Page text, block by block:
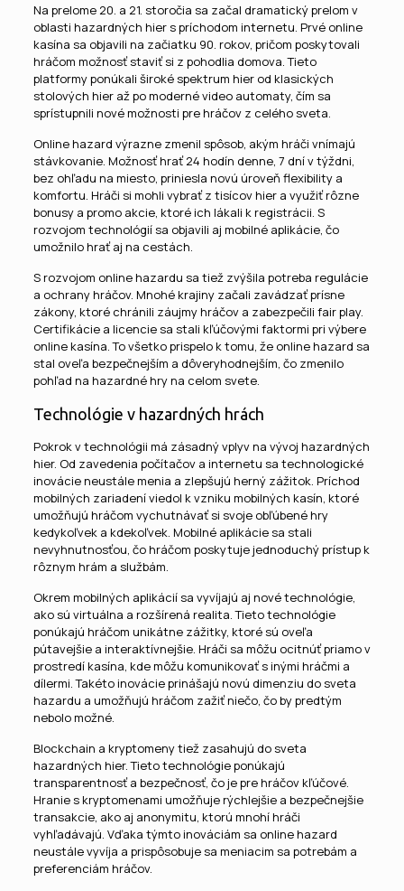
Na prelome 20. a 21. storočia sa začal dramatický prelom v
oblasti hazardných hier s príchodom internetu. Prvé online
kasína sa objavili na začiatku 90. rokov, pričom poskytovali
hráčom možnosť staviť si z pohodlia domova. Tieto
platformy ponúkali široké spektrum hier od klasických
stolových hier až po moderné video automaty, čím sa
sprístupnili nové možnosti pre hráčov z celého sveta.
Online hazard výrazne zmenil spôsob, akým hráči vnímajú
stávkovanie. Možnosť hrať 24 hodín denne, 7 dní v týždni,
bez ohľadu na miesto, priniesla novú úroveň flexibility a
komfortu. Hráči si mohli vybrať z tisícov hier a využiť rôzne
bonusy a promo akcie, ktoré ich lákali k registrácii. S
rozvojom technológií sa objavili aj mobilné aplikácie, čo
umožnilo hrať aj na cestách.
S rozvojom online hazardu sa tiež zvýšila potreba regulácie
a ochrany hráčov. Mnohé krajiny začali zavádzať prísne
zákony, ktoré chránili záujmy hráčov a zabezpečili fair play.
Certifikácie a licencie sa stali kľúčovými faktormi pri výbere
online kasína. To všetko prispelo k tomu, že online hazard sa
stal oveľa bezpečnejším a dôveryhodnejším, čo zmenilo
pohľad na hazardné hry na celom svete.
Technológie v hazardných hrách
Pokrok v technológii má zásadný vplyv na vývoj hazardných
hier. Od zavedenia počítačov a internetu sa technologické
inovácie neustále menia a zlepšujú herný zážitok. Príchod
mobilných zariadení viedol k vzniku mobilných kasín, ktoré
umožňujú hráčom vychutnávať si svoje obľúbené hry
kedykoľvek a kdekoľvek. Mobilné aplikácie sa stali
nevyhnutnosťou, čo hráčom poskytuje jednoduchý prístup k
rôznym hrám a službám.
Okrem mobilných aplikácií sa vyvíjajú aj nové technológie,
ako sú virtuálna a rozšírená realita. Tieto technológie
ponúkajú hráčom unikátne zážitky, ktoré sú oveľa
pútavejšie a interaktívnejšie. Hráči sa môžu ocitnúť priamo v
prostredí kasína, kde môžu komunikovať s inými hráčmi a
dílermi. Takéto inovácie prinášajú novú dimenziu do sveta
hazardu a umožňujú hráčom zažiť niečo, čo by predtým
nebolo možné.
Blockchain a kryptomeny tiež zasahujú do sveta
hazardných hier. Tieto technológie ponúkajú
transparentnosť a bezpečnosť, čo je pre hráčov kľúčové.
Hranie s kryptomenami umožňuje rýchlejšie a bezpečnejšie
transakcie, ako aj anonymitu, ktorú mnohí hráči
vyhľadávajú. Vďaka týmto inováciám sa online hazard
neustále vyvíja a prispôsobuje sa meniacim sa potrebám a
preferenciám hráčov.